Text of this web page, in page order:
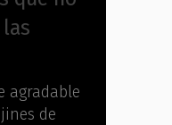
agradable
de